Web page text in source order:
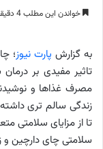
خواندن این مطلب 4 دقیقه زمان میبرد
به گزارش پارت نیوز؛
تاثیر مفیدی بر
مصرف غذاها و
زندگی سالم تری
تا از مزایای سلامتی
سلامتی چای دارچین